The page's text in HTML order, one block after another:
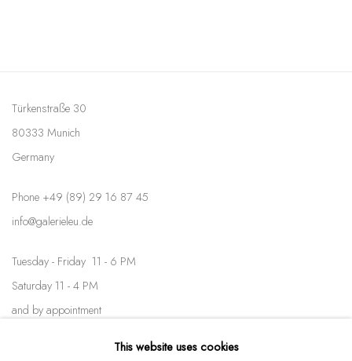
Türkenstraße 30
80333 Munich
Germany
Phone +49 (89) 29 16 87 45
info@galerieleu.de
Tuesday - Friday 11 - 6 PM
Saturday 11 - 4 PM
and by appointment
This website uses cookies